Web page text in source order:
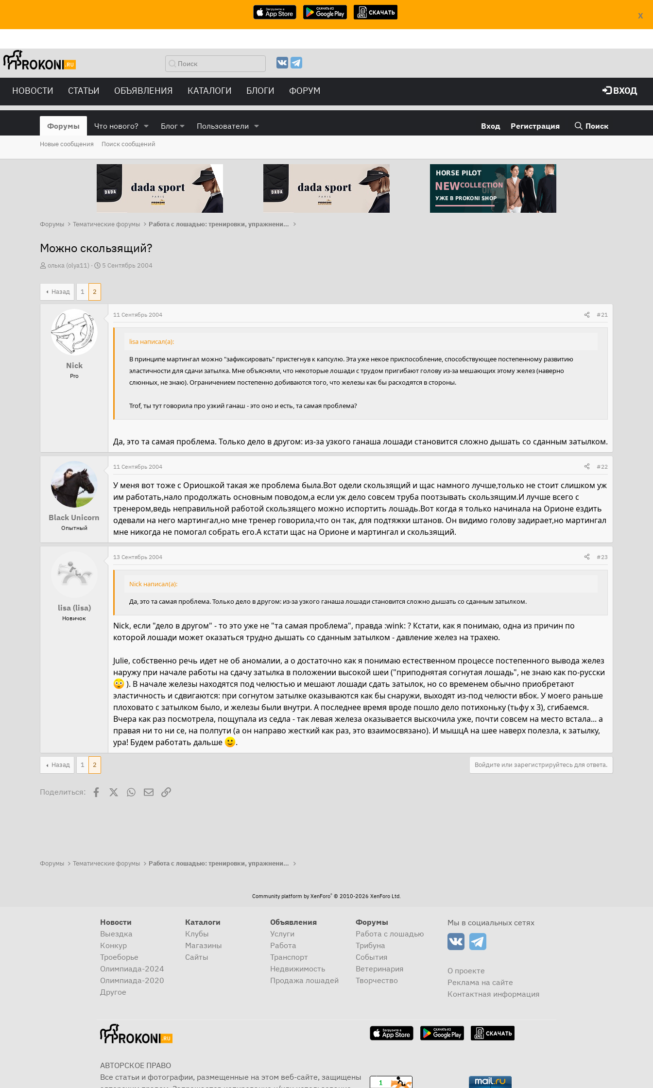
X
НОВОСТИ СТАТЬИ ОБЪЯВЛЕНИЯ КАТАЛОГИ БЛОГИ ФОРУМ ВХОД
Форумы Что нового? Блог Пользователи Вход Регистрация Поиск
Новые сообщения Поиск сообщений
Форумы Тематические форумы Работа с лошадью: тренировки, упражнения, лайфхаки
Можно скользящий?
А
о
олька (olya11)
Д
5 Сентябрь 2004
Назад 1 2
Nick
Pro
11 Сентябрь 2004 #21
lisa написал(а):
В принципе мартингал можно "зафиксировать" пристегнув к капсулю. Эта уже некое приспособление, способствующее постепенному развитию
эластичности для сдачи затылка. Мне объясняли, что некоторые лошади с трудом пригибают голову из-за мешающих этому желез (наверно
слюнных, не знаю). Ограничением постепенно добиваются того, что железы как бы расходятся в стороны.
Trof, ты тут говорила про узкий ганаш - это оно и есть, та самая проблема?
Да, это та самая проблема. Только дело в другом: из-за узкого ганаша лошади становится сложно дышать со сданным затылком.
Black Unicorn
Опытный
11 Сентябрь 2004 #22
У меня вот тоже с Ориошкой такая же проблема была.Вот одели скользящий и щас намного лучше,только не стоит слишком уж
им работать,нало продолжать основным поводом,а если уж дело совсем труба поотзывать скользящим.И лучше всего с
тренером,ведь неправильной работой скользящего можно испортить лошадь.Вот когда я только начинала на Орионе ездить
одевали на него мартингал,но мне тренер говорила,что он так, для подтяжки штанов. Он видимо голову задирает,но мартингал
мне никогда не помогал собрать его.А кстати щас на Орионе и мартингал и скользящий.
lisa (lisa)
Новичок
13 Сентябрь 2004 #23
Nick написал(а):
Да, это та самая проблема. Только дело в другом: из-за узкого ганаша лошади становится сложно дышать со сданным затылком.
Nick, если "дело в другом" - то это уже не "та самая проблема", правда :wink: ? Кстати, как я понимаю, одна из причин по
которой лошади может оказаться трудно дышать со сданным затылком - давление желез на трахею.
Julie, собственно речь идет не об аномалии, а о достаточно как я понимаю естественном процессе постепенного вывода желез
наружу при начале работы на сдачу затылка в положении высокой шеи ("приподнятая согнутая лошадь", не знаю как по-русски
). В начале железы находятся под челюстью и мешают лошади сдать затылок, но со временем обычно приобретают
эластичность и сдвигаются: при согнутом затылке оказываются как бы снаружи, выходят из-под челюсти вбок. У моего раньше
плоховато с затылком было, и железы были внутри. А последнее время вроде пошло дело потихоньку (тьфу х 3), сгибаемся.
Вчера как раз посмотрела, пощупала из седла - так левая железа оказывается выскочила уже, почти совсем на место встала... а
правая ни то ни се, на полпути (а он направо жесткий как раз, это взаимосвязано). И мышцА на шее наверх полезла, к затылку,
ура! Будем работать дальше
.
Назад 1 2 Войдите или зарегистрируйтесь для ответа.
Поделиться: FacebookWhatsAppЭлектронная почта
Ссылка
Форумы Тематические форумы Работа с лошадью: тренировки, упражнения, лайфхаки
Community platform by XenForo® © 2010-2026 XenForo Ltd.
Новости
Выездка
Конкур
Троеборье
Олимпиада-2024
Олимпиада-2020
Другое
Каталоги
Клубы
Магазины
Сайты
Объявления
Услуги
Работа
Транспорт
Недвижимость
Продажа лошадей
Форумы
Работа с лошадью
Трибуна
События
Ветеринария
Творчество
Мы в социальных сетях
О проекте
Реклама на сайте
Контактная информация
АВТОРСКОЕ ПРАВО
Все статьи и фотографии, размещенные на этом веб-сайте, защищены